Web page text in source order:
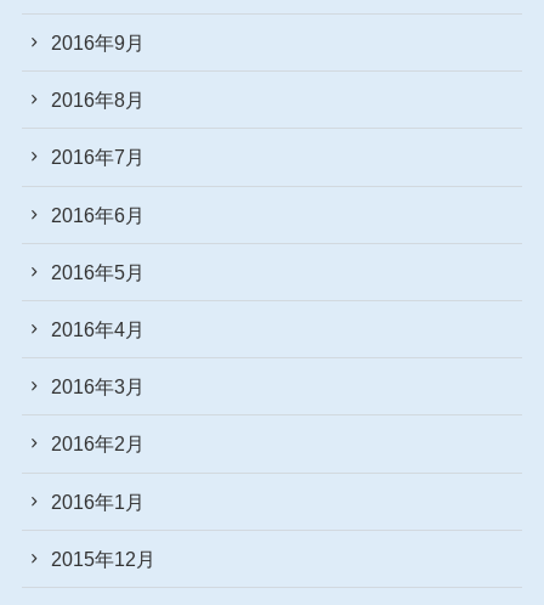
2016年9月
2016年8月
2016年7月
2016年6月
2016年5月
2016年4月
2016年3月
2016年2月
2016年1月
2015年12月